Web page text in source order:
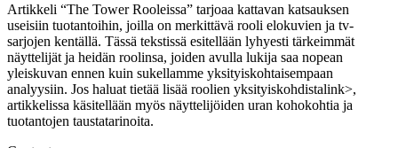
Artikkeli “The Tower Rooleissa” tarjoaa kattavan katsauksen
useisiin tuotantoihin, joilla on merkittävä rooli elokuvien ja tv-
sarjojen kentällä. Tässä tekstissä esitellään lyhyesti tärkeimmät
näyttelijät ja heidän roolinsa, joiden avulla lukija saa nopean
yleiskuvan ennen kuin sukellamme yksityiskohtaisempaan
analyysiin. Jos haluat tietää lisää roolien yksityiskohdistalink>,
artikkelissa käsitellään myös näyttelijöiden uran kohokohtia ja
tuotantojen taustatarinoita.